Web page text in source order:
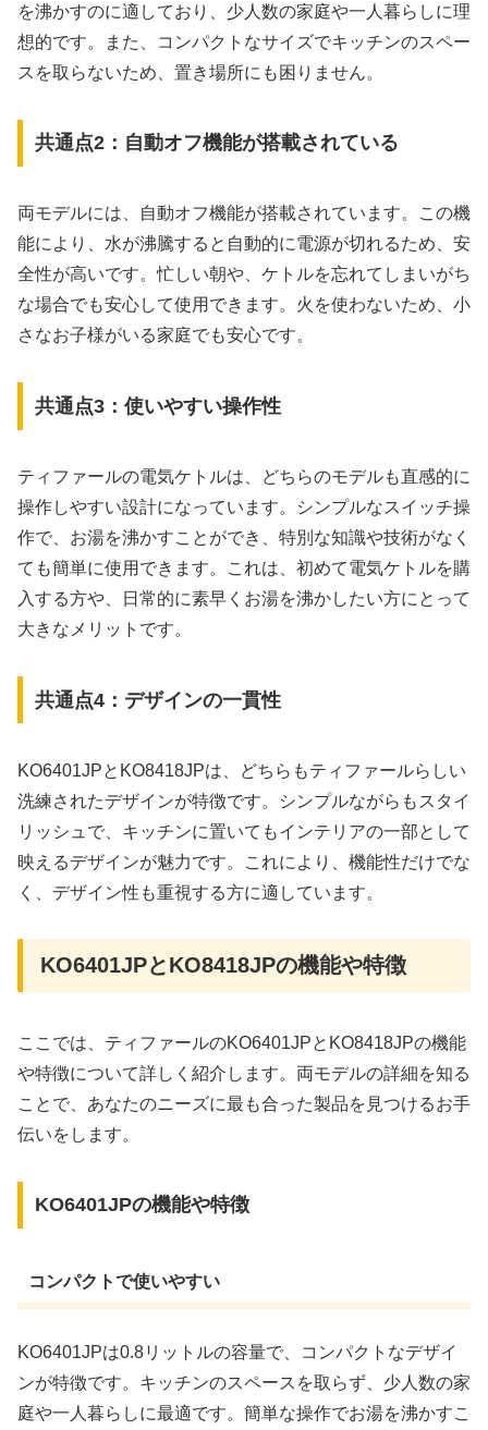
を沸かすのに適しており、少人数の家庭や一人暮らしに理
想的です。また、コンパクトなサイズでキッチンのスペー
スを取らないため、置き場所にも困りません。
共通点2：自動オフ機能が搭載されている
両モデルには、自動オフ機能が搭載されています。この機
能により、水が沸騰すると自動的に電源が切れるため、安
全性が高いです。忙しい朝や、ケトルを忘れてしまいがち
な場合でも安心して使用できます。火を使わないため、小
さなお子様がいる家庭でも安心です。
共通点3：使いやすい操作性
ティファールの電気ケトルは、どちらのモデルも直感的に
操作しやすい設計になっています。シンプルなスイッチ操
作で、お湯を沸かすことができ、特別な知識や技術がなく
ても簡単に使用できます。これは、初めて電気ケトルを購
入する方や、日常的に素早くお湯を沸かしたい方にとって
大きなメリットです。
共通点4：デザインの一貫性
KO6401JPとKO8418JPは、どちらもティファールらしい
洗練されたデザインが特徴です。シンプルながらもスタイ
リッシュで、キッチンに置いてもインテリアの一部として
映えるデザインが魅力です。これにより、機能性だけでな
く、デザイン性も重視する方に適しています。
KO6401JPとKO8418JPの機能や特徴
ここでは、ティファールのKO6401JPとKO8418JPの機能
や特徴について詳しく紹介します。両モデルの詳細を知る
ことで、あなたのニーズに最も合った製品を見つけるお手
伝いをします。
KO6401JPの機能や特徴
コンパクトで使いやすい
KO6401JPは0.8リットルの容量で、コンパクトなデザイ
ンが特徴です。キッチンのスペースを取らず、少人数の家
庭や一人暮らしに最適です。簡単な操作でお湯を沸かすこ